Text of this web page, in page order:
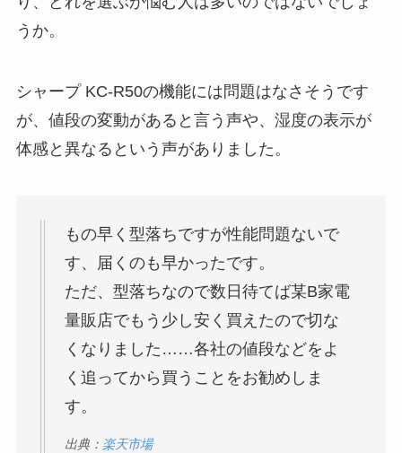
うか。
シャープ KC-R50の機能には問題はなさそうです
が、値段の変動があると言う声や、湿度の表示が
体感と異なるという声がありました。
もの早く型落ちですが性能問題ないで
す、届くのも早かったです。
ただ、型落ちなので数日待てば某B家電
量販店でもう少し安く買えたので切な
くなりました……各社の値段などをよ
く追ってから買うことをお勧めしま
す。
出典： 楽天市場